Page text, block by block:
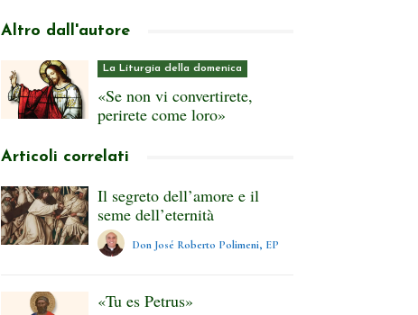
Altro dall'autore
La Liturgia della domenica
«Se non vi convertirete,
perirete come loro»
Articoli correlati
Il segreto dell’amore e il
seme dell’eternità
Don José Roberto Polimeni, EP
«Tu es Petrus»